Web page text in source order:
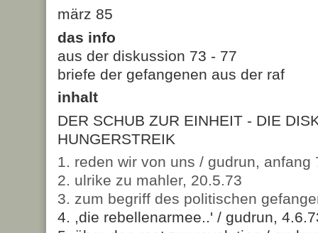
märz 85
das info
aus der diskussion 73 - 77
briefe der gefangenen aus der raf
inhalt
DER SCHUB ZUR EINHEIT - DIE
HUNGERSTREIK
1. reden wir von uns / gudrun, anfang
2. ulrike zu mahler, 20.5.73
3. zum begriff des politischen
4. ,die rebellenarmee..' / gudrun,